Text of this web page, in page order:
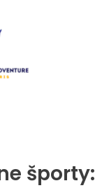
športy: